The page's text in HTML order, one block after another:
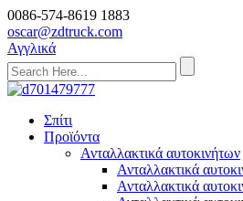
0086-574-8619 1883
oscar@zdtruck.com
Αγγλικά
Σπίτι
Προϊόντα
Ανταλλακτικά αυτοκινήτων
Ανταλλακτικά
Ανταλλακτικά